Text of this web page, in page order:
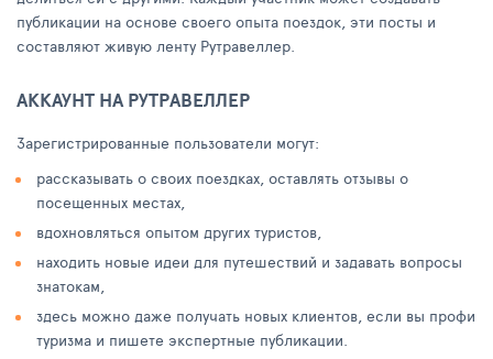
публикации на основе своего опыта поездок, эти посты и
составляют живую ленту Рутравеллер.
АККАУНТ НА РУТРАВЕЛЛЕР
Зарегистрированные пользователи могут:
рассказывать о своих поездках, оставлять отзывы о
посещенных местах,
вдохновляться опытом других туристов,
находить новые идеи для путешествий и задавать вопросы
знатокам,
здесь можно даже получать новых клиентов, если вы профи
туризма и пишете экспертные публикации.